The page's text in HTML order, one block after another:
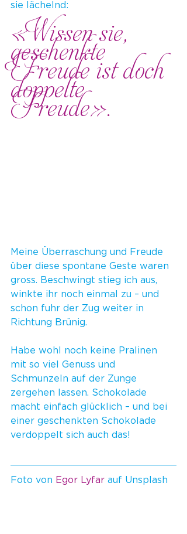
sie lächelnd:
«Wissen sie,
geschenkte
Freude ist doch
doppelte
Freude».
Meine Überraschung und Freude
über diese spontane Geste waren
gross. Beschwingt stieg ich aus,
winkte ihr noch einmal zu – und
schon fuhr der Zug weiter in
Richtung Brünig.
Habe wohl noch keine Pralinen
mit so viel Genuss und
Schmunzeln auf der Zunge
zergehen lassen. Schokolade
macht einfach glücklich – und bei
einer geschenkten Schokolade
verdoppelt sich auch das!
Foto von Egor Lyfar auf Unsplash